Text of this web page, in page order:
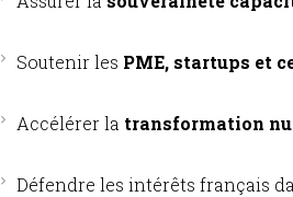
Soutenir les PME, startups et
Accélérer la transformation
Défendre les intérêts français